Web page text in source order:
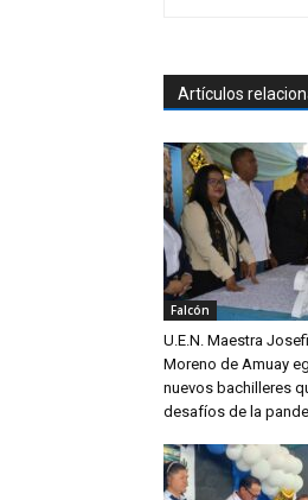
Artículos
Falcón
U.E.N. Maestra
Moreno de Amuay
nuevos bachilleres
desafíos de la